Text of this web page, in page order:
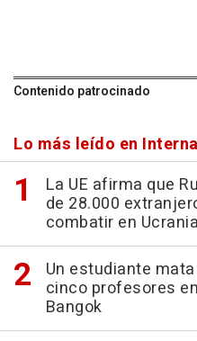
Contenido patrocinado
Lo más leído en
La UE afirma que
de 28.000
combatir en Ucrania
Un estudiante
cinco profesores
Bangok